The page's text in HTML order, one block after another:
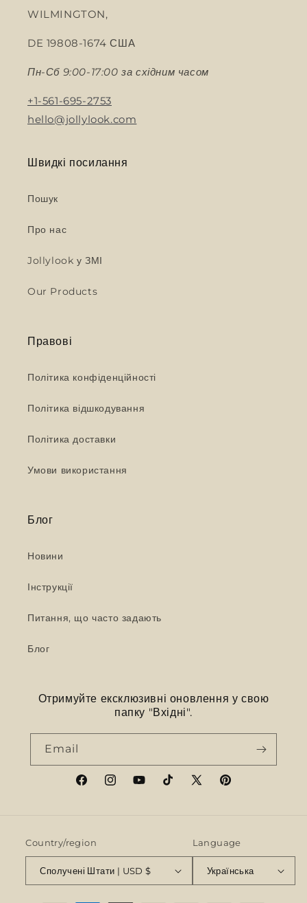
WILMINGTON,
DE 19808-1674 США
Пн-Сб 9:00-17:00 за східним часом
+1-561-695-2753
hello@jollylook.com
Швидкі посилання
Пошук
Про нас
Jollylook у ЗМІ
Our Products
Правові
Політика конфіденційності
Політика відшкодування
Політика доставки
Умови використання
Блог
Новини
Інструкції
Питання, що часто задають
Блог
Отримуйте ексклюзивні оновлення у свою
папку "Вхідні".
Email
FacebookInstagramYouTubeTikTokX
Pinterest
Country/region
Сполучені Штати | USD $
Language
Українська